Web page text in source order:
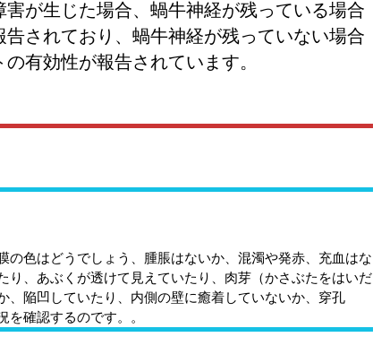
が生じた場合、蝸牛神経が残っている場合
されており、蝸牛神経が残っていない場合
有効性が報告されています。
色はどうでしょう、腫脹はないか、混濁や発赤、充血はな
り、あぶくが透けて見えていたり、肉芽（かさぶたをはいだ
、陥凹していたり、内側の壁に癒着していないか、穿孔
を確認するのです。。